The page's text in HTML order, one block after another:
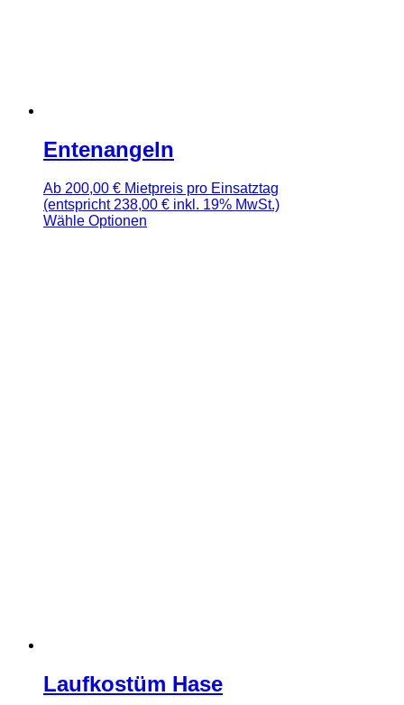
Entenangeln
Ab 200,00 € Mietpreis pro Einsatztag
(entspricht 238,00 € inkl. 19% MwSt.)
Wähle Optionen
Laufkostüm Hase